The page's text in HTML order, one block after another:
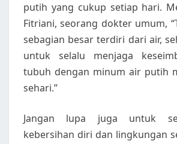
putih yang cukup setiap hari.
Fitriani, seorang dokter umum,
sebagian besar terdiri dari air,
untuk selalu menjaga
tubuh dengan minum air putih
sehari.”
Jangan lupa juga untuk
kebersihan diri dan lingkungan